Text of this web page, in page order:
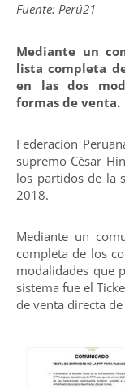
Fuente: Perú21
Mediante un
lista completa
en las dos
formas de venta.
Federación
supremo César
los partidos de la
2018.
Mediante un
completa de los
modalidades que
sistema fue el
de venta directa